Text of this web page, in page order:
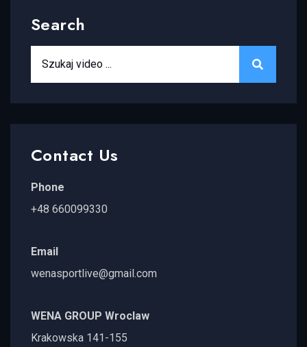
Search
Contact Us
Phone
+48 660099330
Email
wenasportlive@gmail.com
WENA GROUP Wroclaw
Krakowska 141-155